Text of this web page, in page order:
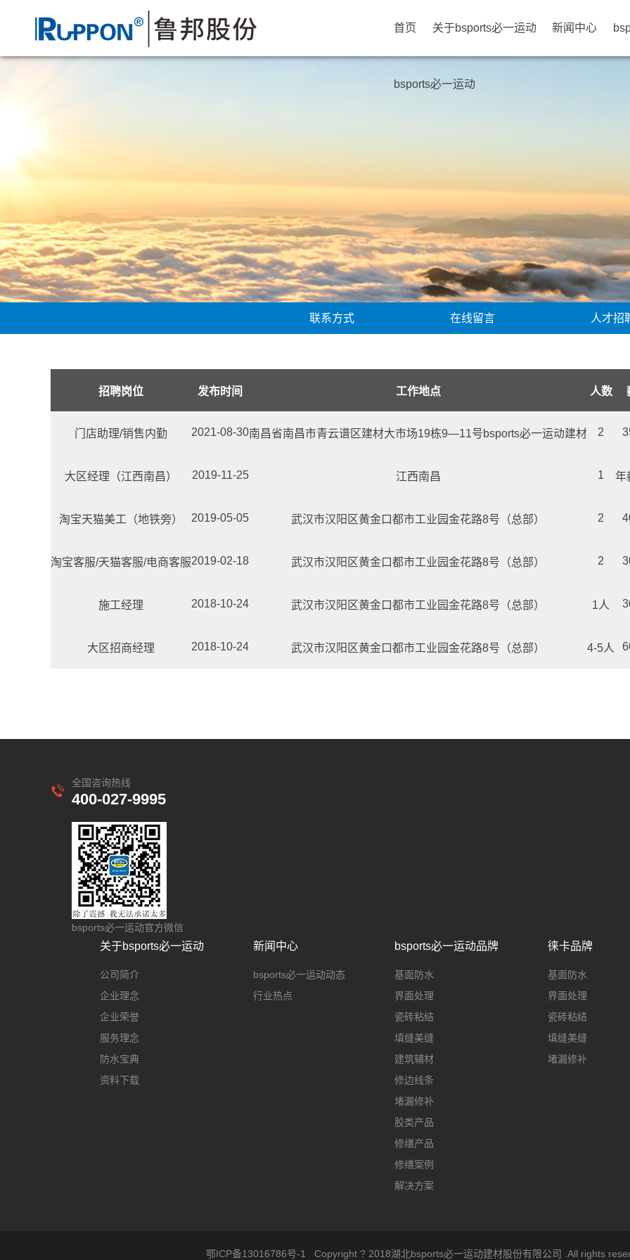
首页 关于bsports必一运动 新闻中心
bsports必一运动
联系方式 在线留言 人才招
招聘岗位 发布时间 工作地点 人数
门店助理/销售内勤 2021-08-30南昌省南昌市青云谱区建材大市场19栋9—11号bsports必一运动建材 2
大区经理（江西南昌） 2019-11-25 江西南昌 1 年
淘宝天猫美工（地铁旁） 2019-05-05 武汉市汉阳区黄金口都市工业园金花路8号（总部） 2
淘宝客服/天猫客服/电商客服2019-02-18 武汉市汉阳区黄金口都市工业园金花路8号（总部） 2
施工经理 2018-10-24 武汉市汉阳区黄金口都市工业园金花路8号（总部） 1人
大区招商经理 2018-10-24 武汉市汉阳区黄金口都市工业园金花路8号（总部） 4-5人
全国咨询热线
400-027-9995
bsports必一运动官方微信
关于bsports必一运动
公司简介
企业理念
企业荣誉
服务理念
防水宝典
资料下载
新闻中心
bsports必一运动动态
行业热点
bsports必一运动品牌
基面防水
界面处理
瓷砖粘结
填缝美缝
建筑辅材
修边线条
堵漏修补
胶类产品
修缮产品
修缮案例
解决方案
徕卡品牌
基面防水
界面处理
瓷砖粘结
填缝美缝
堵漏修补
鄂ICP备13016786号-1 Copyright ? 2018湖北bsports必一运动建材股份有限公司 .All rights